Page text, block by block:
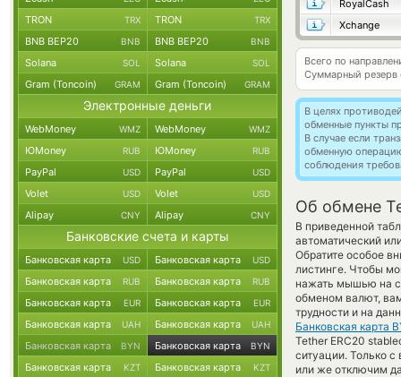
RoyalCash
Xchange
Всего по
Суммарный резерв
В целях
обменные пункты
В случае если
обменную
соблюдения
Об обмене
В приведенной
автоматический
Обратите особое
листинге. Чтобы
нажать мышью на
обменом валют,
трудности и на
Банковская карта
Tether ERC20
ситуации. Только
или же отключим
TRON TRX TRON TRX
BNB BEP20 BNB BNB BEP20 BNB
Solana SOL Solana SOL
Gram (Toncoin) GRAM Gram (Toncoin) GRAM
Электронные деньги
WebMoney WMZ WebMoney WMZ
ЮMoney RUB ЮMoney RUB
PayPal USD PayPal USD
Volet USD Volet USD
Alipay CNY Alipay CNY
Банковские счета и карты
Банковская карта USD Банковская карта USD
Банковская карта RUB Банковская карта RUB
Банковская карта EUR Банковская карта EUR
Банковская карта UAH Банковская карта UAH
Банковская карта BYN Банковская карта BYN
Банковская карта KZT Банковская карта KZT